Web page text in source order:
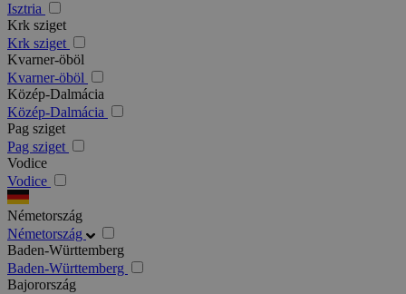
Isztria
Krk sziget
Krk sziget
Kvarner-öböl
Kvarner-öböl
Közép-Dalmácia
Közép-Dalmácia
Pag sziget
Pag sziget
Vodice
Vodice
Németország
Németország
Baden-Württemberg
Baden-Württemberg
Bajorország